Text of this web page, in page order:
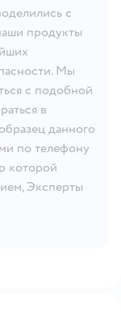
с
продукты
Мы
с подобной
в
данного
по телефону
которой
Эксперты